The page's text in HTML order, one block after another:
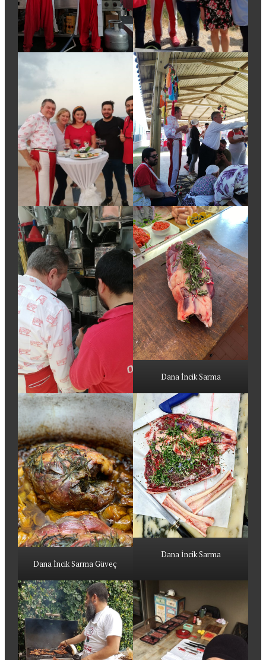
Dana İncik Sarma
Dana İncik Sarma Güveç
Dana İncik Sarma